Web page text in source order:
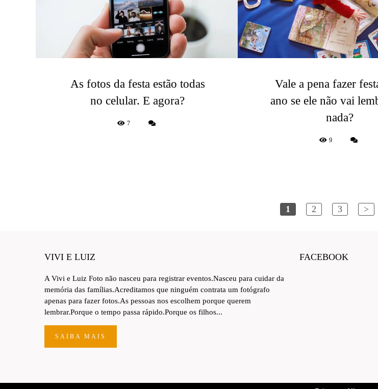
As fotos da festa estão todas
no celular. E agora?
7
Vale a pena fazer
ano se ele não vai
nada?
9
1 2 3 >
VIVI E LUIZ
A Vivi e Luiz Foto não nasceu para registrar eventos.Nasceu para cuidar da
memória das famílias.Acreditamos que ninguém contrata um fotógrafo
apenas para fazer fotos.As pessoas nos escolhem porque querem
lembrar.Porque o tempo passa rápido.Porque os filhos...
SAIBA MAIS
FACEBOOK